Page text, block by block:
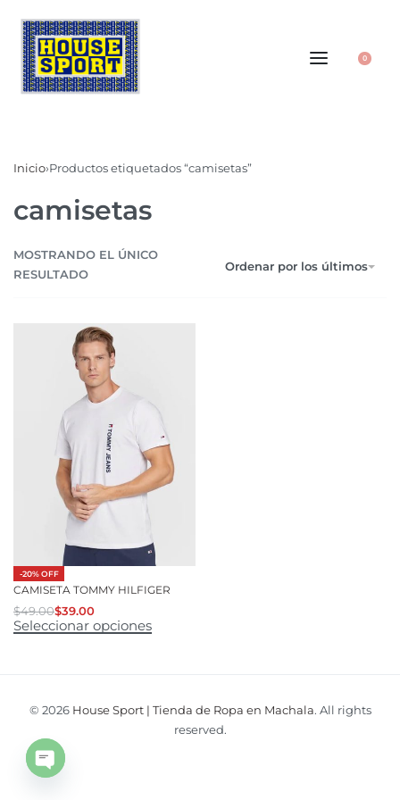
0
Inicio›Productos etiquetados “camisetas”
camisetas
MOSTRANDO EL ÚNICO
RESULTADO
Ordenar por los últimos
-20% OFF
CAMISETA TOMMY HILFIGER
$49.00$39.00
Seleccionar opciones
© 2026 House Sport | Tienda de Ropa en Machala. All rights
reserved.
Open